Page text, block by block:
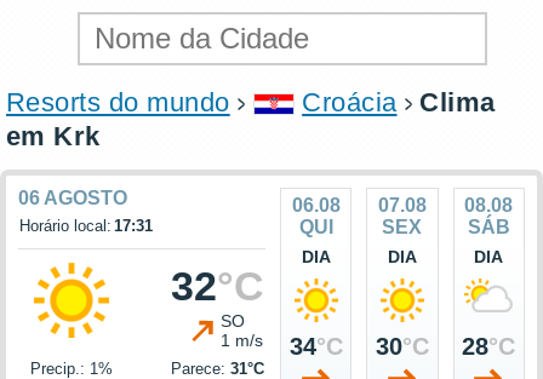
Resorts do mundo Croácia
Clima
em Krk
06 AGOSTO
Horário local: 17:31
32°C
SO
1 m/s
Precip.: 1% Parece: 31°C
06.08
QUI
DIA
34°C
07.08
SEX
DIA
30°C
08.08
SÁB
DIA
28°C